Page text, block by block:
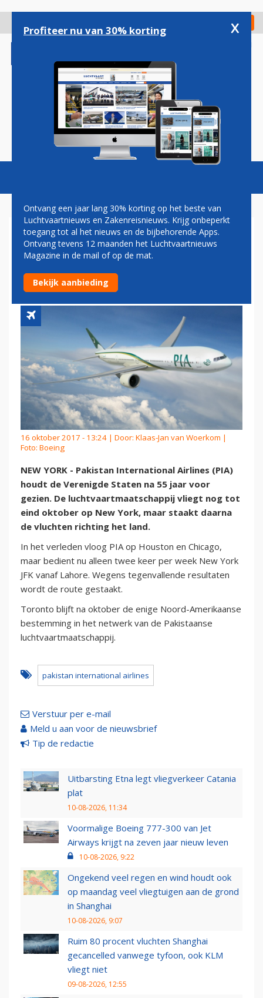
gaan
Check in
Magazine Podcasts Vacatures
PAKISTAN INTERNATIONAL
HOUDT VERENIGDE STATEN
VOOR GEZIEN
16 oktober 2017 - 13:24 | Door: Klaas-Jan van Woerkom |
Foto: Boeing
NEW YORK - Pakistan International Airlines (PIA)
houdt de Verenigde Staten na 55 jaar voor
gezien. De luchtvaartmaatschappij vliegt nog tot
eind oktober op New York, maar staakt daarna
de vluchten richting het land.
In het verleden vloog PIA op Houston en Chicago,
maar bedient nu alleen twee keer per week New York
JFK vanaf Lahore. Wegens tegenvallende resultaten
wordt de route gestaakt.
Toronto blijft na oktober de enige Noord-Amerikaanse
bestemming in het netwerk van de Pakistaanse
luchtvaartmaatschappij.
pakistan international airlines
Verstuur per e-mail
Meld u aan voor de nieuwsbrief
Tip de redactie
Uitbarsting Etna legt vliegverkeer Catania
plat
10-08-2026, 11:34
Voormalige Boeing 777-300 van Jet
Airways krijgt na zeven jaar nieuw leven
10-08-2026, 9:22
Ongekend veel regen en wind houdt ook
op maandag veel vliegtuigen aan de grond
in Shanghai
10-08-2026, 9:07
Ruim 80 procent vluchten Shanghai
gecancelled vanwege tyfoon, ook KLM
vliegt niet
09-08-2026, 12:55
Profiteer nu van 30% korting x
Ontvang een jaar lang 30% korting op het beste van
Luchtvaartnieuws en Zakenreisnieuws. Krijg onbeperkt
toegang tot al het nieuws en de bijbehorende Apps.
Ontvang tevens 12 maanden het Luchtvaartnieuws
Magazine in de mail of op de mat.
Bekijk aanbieding